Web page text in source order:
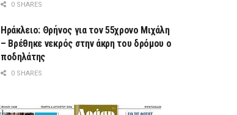
0 SHARES
Ηράκλειο: Θρήνος για τον 55χρονο Μιχάλη
– Βρέθηκε νεκρός στην άκρη του δρόμου ο
ποδηλάτης
0 SHARES